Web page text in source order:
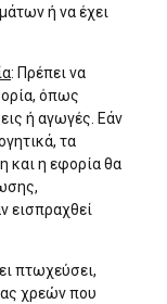
ή να έχει
: Πρέπει να
όπως
ή αγωγές. Εάν
τα
και η εφορία θα
εισπραχθεί
πτωχεύσει,
χρεών που